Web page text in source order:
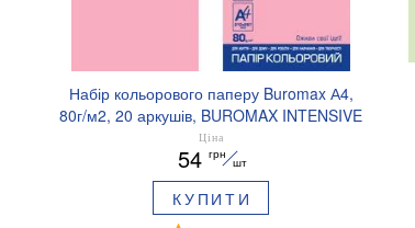
Набір кольорового паперу Buromax А4,
80г/м2, 20 аркушів, BUROMAX INTENSIVE
BM.2721320E
Ціна
54 грн
шт
КУПИТИ